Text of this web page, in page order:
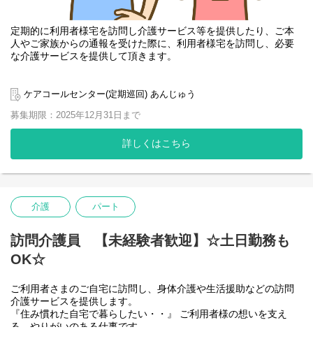
定期的に利用者様宅を訪問し介護サービス等を提供したり、ご本
人やご家族からの通報を受けた際に、利用者様宅を訪問し、必要
な介護サービスを提供して頂きます。
スタッフ同士仲が良くアットホームな雰囲気なので、新人さんも
すぐに馴染める職場です。
頼れる先輩スタッフがしっかり指導をいたしますので未経験の方
も、しっかり知識や経験を積んでいける環境です。
新型コロナウイルスの感染が収束しない中、当社では引き続き新
【事業所紹介】
こちらをクリック☞
ケアコールセンター(定期巡回) あんじゅう
募集期限：2025年12月31日まで
詳しくはこちら
介護 パート
訪問介護員 【未経験者歓迎】☆土日勤務も
OK☆
ご利用者さまのご自宅に訪問し、身体介護や生活援助などの訪問
介護サービスを提供します。
『住み慣れた自宅で暮らしたい・・』 ご利用者様の想いを支え
る、やりがいのある仕事です。